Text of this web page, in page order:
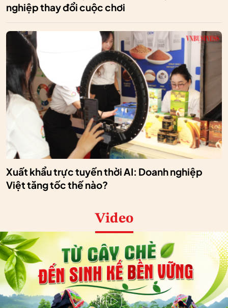
nghiệp thay đổi cuộc chơi
Xuất khẩu trực tuyến thời AI: Doanh nghiệp
Việt tăng tốc thế nào?
Video